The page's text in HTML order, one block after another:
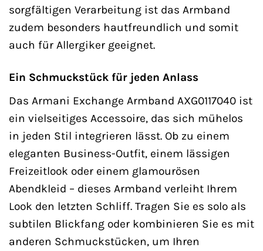
sorgfältigen Verarbeitung ist das Armband
zudem besonders hautfreundlich und somit
auch für Allergiker geeignet.
Ein Schmuckstück für jeden Anlass
Das Armani Exchange Armband AXG0117040 ist
ein vielseitiges Accessoire, das sich mühelos
in jeden Stil integrieren lässt. Ob zu einem
eleganten Business-Outfit, einem lässigen
Freizeitlook oder einem glamourösen
Abendkleid – dieses Armband verleiht Ihrem
Look den letzten Schliff. Tragen Sie es solo als
subtilen Blickfang oder kombinieren Sie es mit
anderen Schmuckstücken, um Ihren